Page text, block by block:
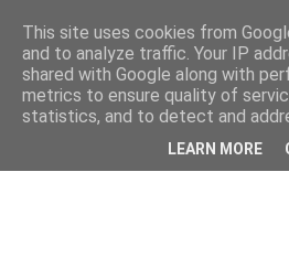
This site uses cookies from
and to analyze traffic. Your IP
shared with Google along with
metrics to ensure quality of
statistics, and to detect and
LEARN MORE